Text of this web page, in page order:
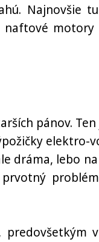
Najnovšie
naftové motory
pánov. Ten
elektro-
dráma, lebo
v